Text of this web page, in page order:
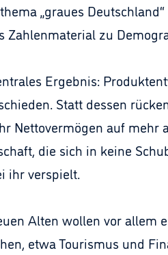
„graues
Zahlenmaterial zu
Ergebnis:
Statt dessen
Nettovermögen auf mehr
die sich in keine
ihr verspielt.
Alten wollen vor allem
etwa Tourismus und